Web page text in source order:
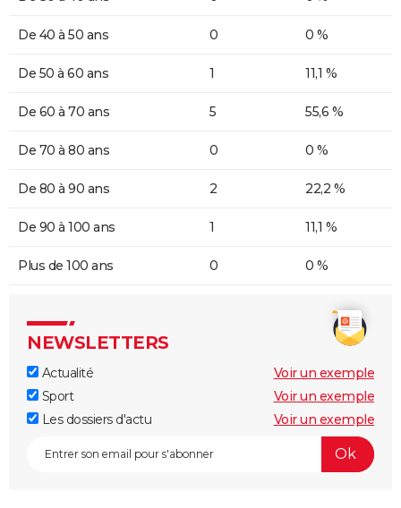
De 40 à 50 ans 0 0 %
De 50 à 60 ans 1 11,1 %
De 60 à 70 ans 5 55,6 %
De 70 à 80 ans 0 0 %
De 80 à 90 ans 2 22,2 %
De 90 à 100 ans 1 11,1 %
Plus de 100 ans 0 0 %
NEWSLETTERS
Actualité
Voir un exemple
Sport
Voir un exemple
Les dossiers d'actu
Voir un exemple